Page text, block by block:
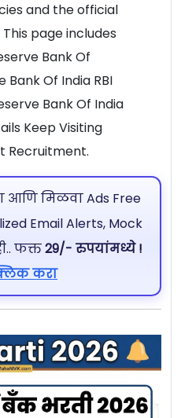
and the official
This page includes
Bank Of
Bank Of India RBI
Bank Of India
Keep Visiting
Recruitment.
आणि मिळवा Ads Free
Email Alerts, Mock
फक्त29/- रुपयांमध्ये !
करा